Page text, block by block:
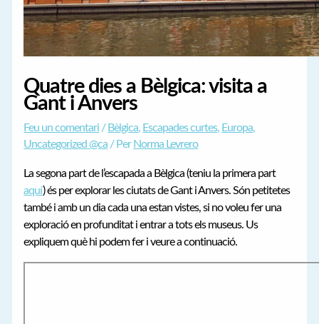
Quatre dies a Bèlgica: visita a
Gant i Anvers
Feu un comentari / Bèlgica, Escapades curtes, Europa,
Uncategorized @ca / Per Norma Levrero
La segona part de l’escapada a Bèlgica (teniu la primera part
aquí) és per explorar les ciutats de Gant i Anvers. Són petitetes
també i amb un dia cada una estan vistes, si no voleu fer una
exploració en profunditat i entrar a tots els museus. Us
expliquem què hi podem fer i veure a continuació.